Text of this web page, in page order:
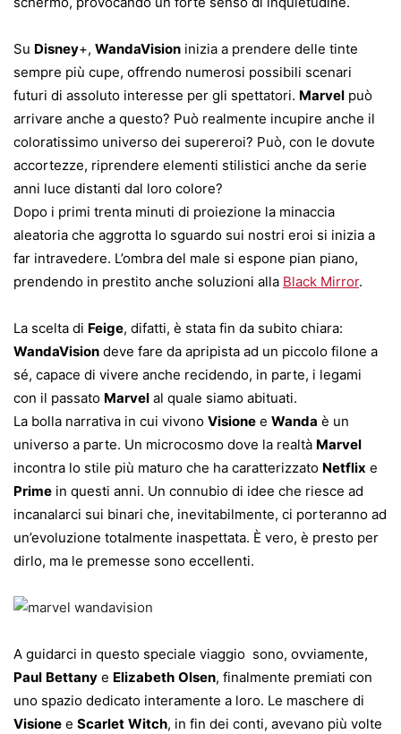
Su Disney+, WandaVision inizia a prendere delle tinte
sempre più cupe, offrendo numerosi possibili scenari
futuri di assoluto interesse per gli spettatori. Marvel può
arrivare anche a questo? Può realmente incupire anche il
coloratissimo universo dei supereroi? Può, con le dovute
accortezze, riprendere elementi stilistici anche da serie
anni luce distanti dal loro colore?
Dopo i primi trenta minuti di proiezione la minaccia
aleatoria che aggrotta lo sguardo sui nostri eroi si inizia a
far intravedere. L’ombra del male si espone pian piano,
prendendo in prestito anche soluzioni alla Black Mirror.
La scelta di Feige, difatti, è stata fin da subito chiara:
WandaVision deve fare da apripista ad un piccolo filone a
sé, capace di vivere anche recidendo, in parte, i legami
con il passato Marvel al quale siamo abituati.
La bolla narrativa in cui vivono Visione e Wanda è un
universo a parte. Un microcosmo dove la realtà Marvel
incontra lo stile più maturo che ha caratterizzato Netflix e
Prime in questi anni. Un connubio di idee che riesce ad
incanalarci sui binari che, inevitabilmente, ci porteranno ad
un’evoluzione totalmente inaspettata. È vero, è presto per
dirlo, ma le premesse sono eccellenti.
A guidarci in questo speciale viaggio sono, ovviamente,
Paul Bettany e Elizabeth Olsen, finalmente premiati con
uno spazio dedicato interamente a loro. Le maschere di
Visione e Scarlet Witch, in fin dei conti, avevano più volte